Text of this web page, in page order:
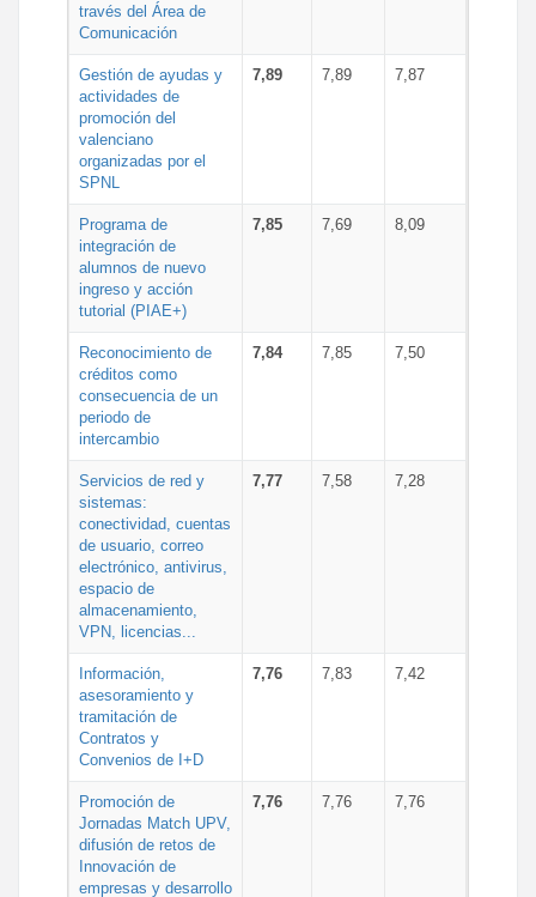
través del Área de
Comunicación
Gestión de ayudas y
actividades de
promoción del
valenciano
organizadas por el
SPNL
7,89 7,89 7,87
Programa de
integración de
alumnos de nuevo
ingreso y acción
tutorial (PIAE+)
7,85 7,69 8,09
Reconocimiento de
créditos como
consecuencia de un
periodo de
intercambio
7,84 7,85 7,50
Servicios de red y
sistemas:
conectividad, cuentas
de usuario, correo
electrónico, antivirus,
espacio de
almacenamiento,
VPN, licencias...
7,77 7,58 7,28
Información,
asesoramiento y
tramitación de
Contratos y
Convenios de I+D
7,76 7,83 7,42
Promoción de
Jornadas Match UPV,
difusión de retos de
Innovación de
empresas y desarrollo
7,76 7,76 7,76